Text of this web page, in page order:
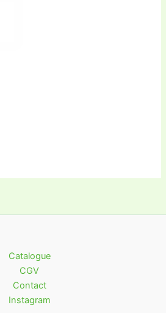
Catalogue
CGV
Contact
Instagram